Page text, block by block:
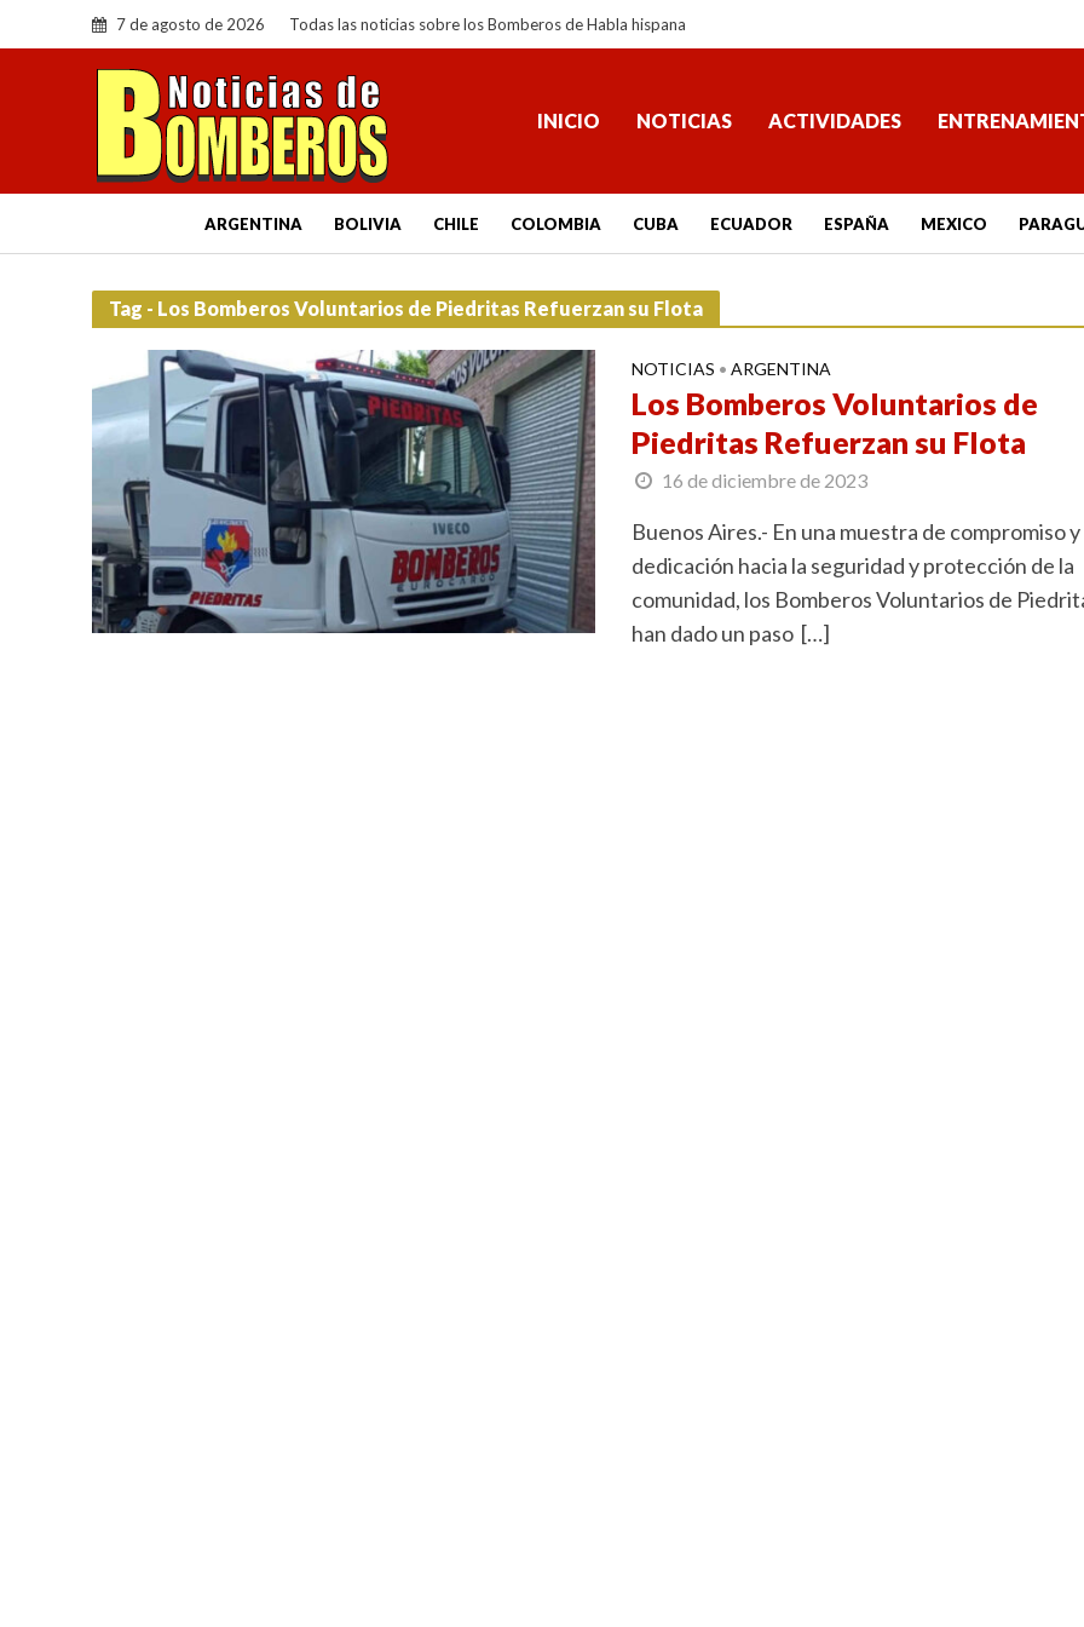
7 de agosto de 2026 Todas las noticias sobre los Bomberos de Habla hispana
INICIO NOTICIAS ACTIVIDADES
ARGENTINA BOLIVIA CHILE COLOMBIA CUBA ECUADOR ESPAÑA MEXICO
Tag - Los Bomberos Voluntarios de Piedritas Refuerzan su Flota
NOTICIAS • ARGENTINA
Los Bomberos Voluntarios de
Piedritas Refuerzan su Flota
16 de diciembre de 2023
Buenos Aires.- En una muestra de compromiso y
dedicación hacia la seguridad y protección de la
comunidad, los Bomberos Voluntarios de
han dado un paso […]